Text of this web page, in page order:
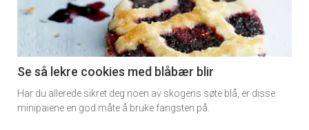
-
section
11
Ukens
Se så lekre cookies med blåbær blir
Har du allerede sikret deg noen av skogens søte blå, er disse
minipaiene en god måte å bruke fangsten på.